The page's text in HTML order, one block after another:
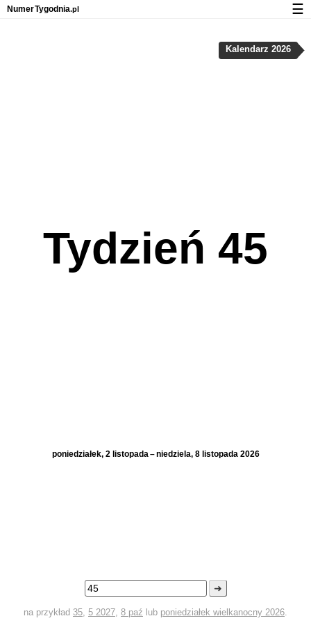
Tydzień 45
poniedziałek, 2 listopada – niedziela, 8 listopada 2026
➜
na przykład 35, 5 2027, 8 paź lub poniedziałek wielkanocny 2026.
Kalendarz 2026
NumerTygodnia.pl ☰